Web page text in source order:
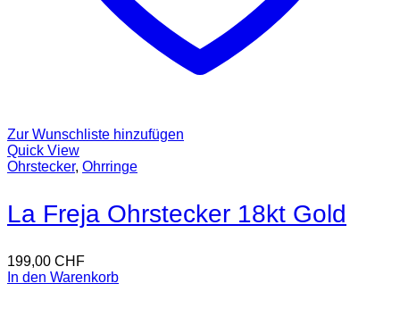
Zur Wunschliste hinzufügen
Quick View
Ohrstecker, Ohrringe
La Freja Ohrstecker 18kt Gold
199,00 CHF
In den Warenkorb